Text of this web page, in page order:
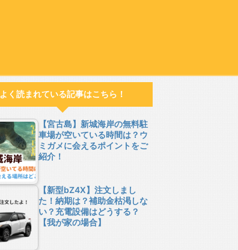
よく読まれている記事はこちら！
【宮古島】新城海岸の無料駐
車場が空いている時間は？ウ
ミガメに会えるポイントをご
紹介！
【新型bZ4X】注文しまし
た！納期は？補助金枯渇しな
い？充電設備はどうする？
【我が家の場合】